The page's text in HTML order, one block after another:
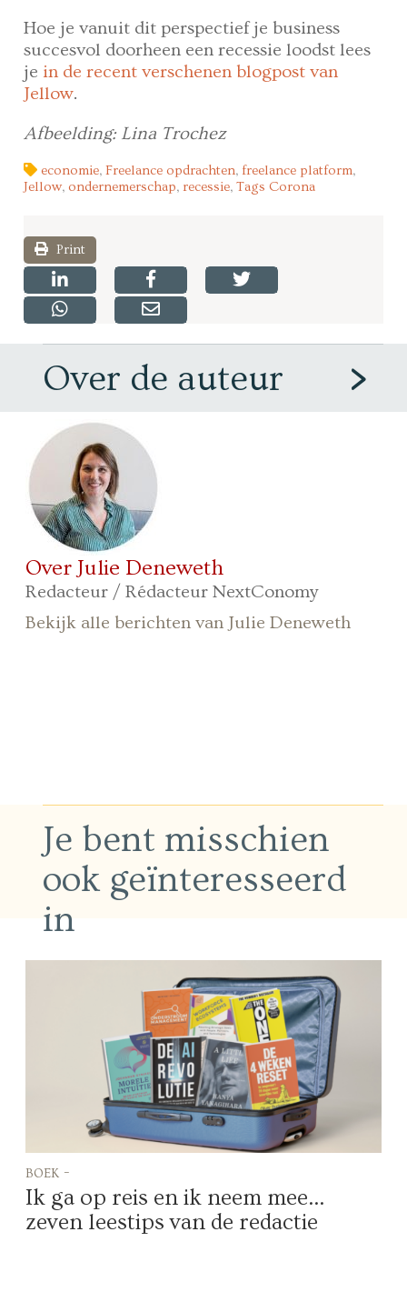
Hoe je vanuit dit perspectief je business
succesvol doorheen een recessie loodst lees
jein de recent verschenen blogpost van
Jellow.
Afbeelding: Lina Trochez
economie,Freelance opdrachten, freelance platform,
Jellow,ondernemerschap,recessie,Tags Corona
Print
Over de auteur
Over Julie Deneweth
Redacteur / Rédacteur NextConomy
Bekijk alle berichten van Julie Deneweth
Je bent misschien
ook geïnteresseerd
in
boek -
Ik ga op reis en ik neem mee…
zeven leestips van de redactie